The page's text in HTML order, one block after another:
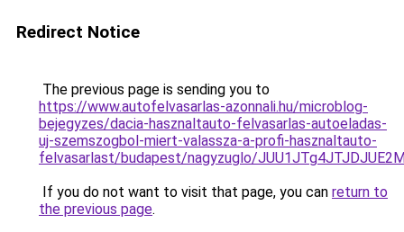
Redirect Notice
The previous page is sending you to
https://www.autofelvasarlas-azonnali.hu/microblog-
bejegyzes/dacia-hasznaltauto-felvasarlas-autoeladas-
uj-szemszogbol-miert-valassza-a-profi-hasznaltauto-
felvasarlast/budapest/nagyzuglo/
If you do not want to visit that page, you can return to
the previous page.